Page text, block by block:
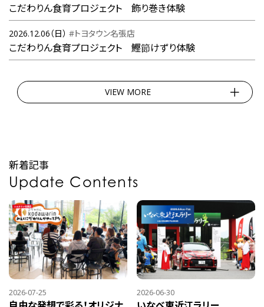
こだわりん食育プロジェクト 飾り巻き体験
2026.12.06（日） #トヨタウン名張店
こだわりん食育プロジェクト 鰹節けずり体験
VIEW MORE
新着記事
Update Contents
2026-07-25 2026-06-30